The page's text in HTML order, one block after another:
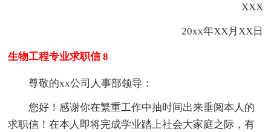
XXX
20xx年XX月XX日
生物工程专业求职信 8
尊敬的xx公司人事部领导：
您好！感谢你在繁重工作中抽时间出来垂阅本人的
求职信！在本人即将完成学业踏上社会大家庭之际，有